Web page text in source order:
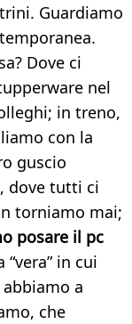
Guardiamo
Dove ci
nel
in treno,
con la
guscio
dove tutti ci
torniamo mai;
posare il pc
in cui
a
che